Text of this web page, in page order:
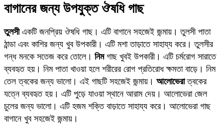
বাগানের জন্য উপযুক্ত ঔষধি গাছ
তুলসীএকটি জনপ্রিয় ঔষধি গাছ। এটি বাগানে সহজেই জন্মায়। তুলসী পাতা
ঠান্ডা এবং কাশির জন্য খুব উপকারী। এটি মশা তাড়াতে সাহায্য করে। তুলসীর
গন্ধ মনকে সতেজ করে তোলে। নিমগাছ খুবই উপকারী। এটি চর্মরোগ সারাতে
ব্যবহৃত হয়। নিম পাতা খাওয়া হলে শরীরের রোগ প্রতিরোধ ক্ষমতা বাড়ে। নিম
তেল ত্বকের জন্য ভালো। এই গাছটি সহজেই জন্মায়। আলোভেরাত্বকের
যত্নে ব্যবহৃত হয়। এটি পুড়ে যাওয়া স্থানে আরাম দেয়। আলোভেরা জেল
চুলের জন্য ভালো। এটি হজম শক্তি বাড়াতে সাহায্য করে। আলোভেরা গাছ
বাগানে খুব সহজেই জন্মায়।